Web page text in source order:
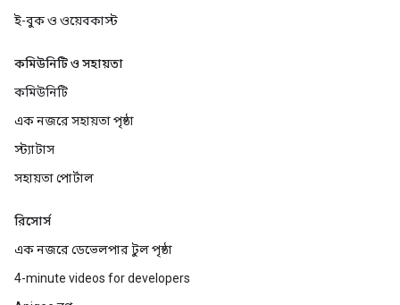
ই-বুক ও ওয়েবকাস্ট
কমিউনিটি ও সহায়তা
কমিউনিটি
এক নজরে সহায়তা পৃষ্ঠা
স্ট্যাটাস
সহায়তা পোর্টাল
রিসোর্স
এক নজরে ডেভেলপার টুল পৃষ্ঠা
4-minute videos for developers